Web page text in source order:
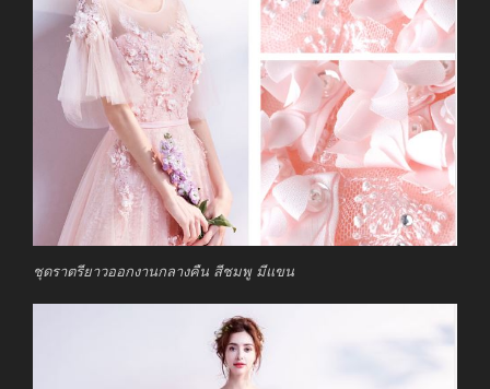
ชุดราตรียาวออกงานกลางคืน สีชมพู มีแขน